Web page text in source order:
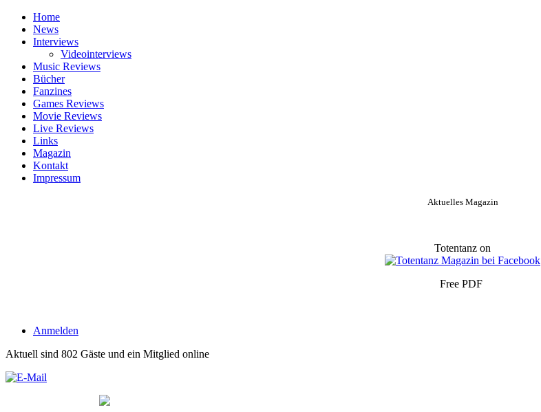
Home
News
Interviews
Videointerviews
Music Reviews
Bücher
Fanzines
Games Reviews
Movie Reviews
Live Reviews
Links
Magazin
Kontakt
Impressum
Aktuelles Magazin
Totentanz on
Free PDF
Anmelden
Aktuell sind 802 Gäste und ein Mitglied online